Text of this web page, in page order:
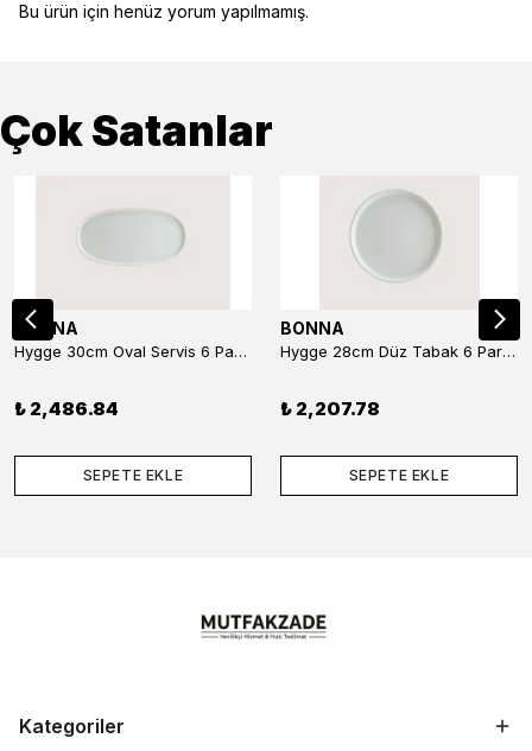
Bu ürün için henüz yorum yapılmamış.
Çok Satanlar
BONNA
Hygge 30cm Oval Servis 6 Parça
₺ 2,486.84
SEPETE EKLE
BONNA
Hygge 28cm Düz Tabak 6 Parça
₺ 2,207.78
SEPETE EKLE
Kategoriler